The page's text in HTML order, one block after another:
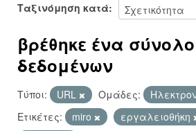
Ταξινόμηση κατά
βρέθηκε ένα σύνολο
δεδομένων
Τύποι: URL Ομάδες:
Ετικέτες:
miro εργαλειοθήκη